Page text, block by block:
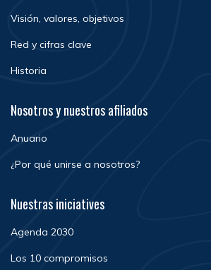
Visión, valores, objetivos
Red y cifras clave
Historia
Nosotros y nuestros afiliados
Anuario
¿Por qué unirse a nosotros?
Nuestras iniciatives
Agenda 2030
Los 10 compromisos